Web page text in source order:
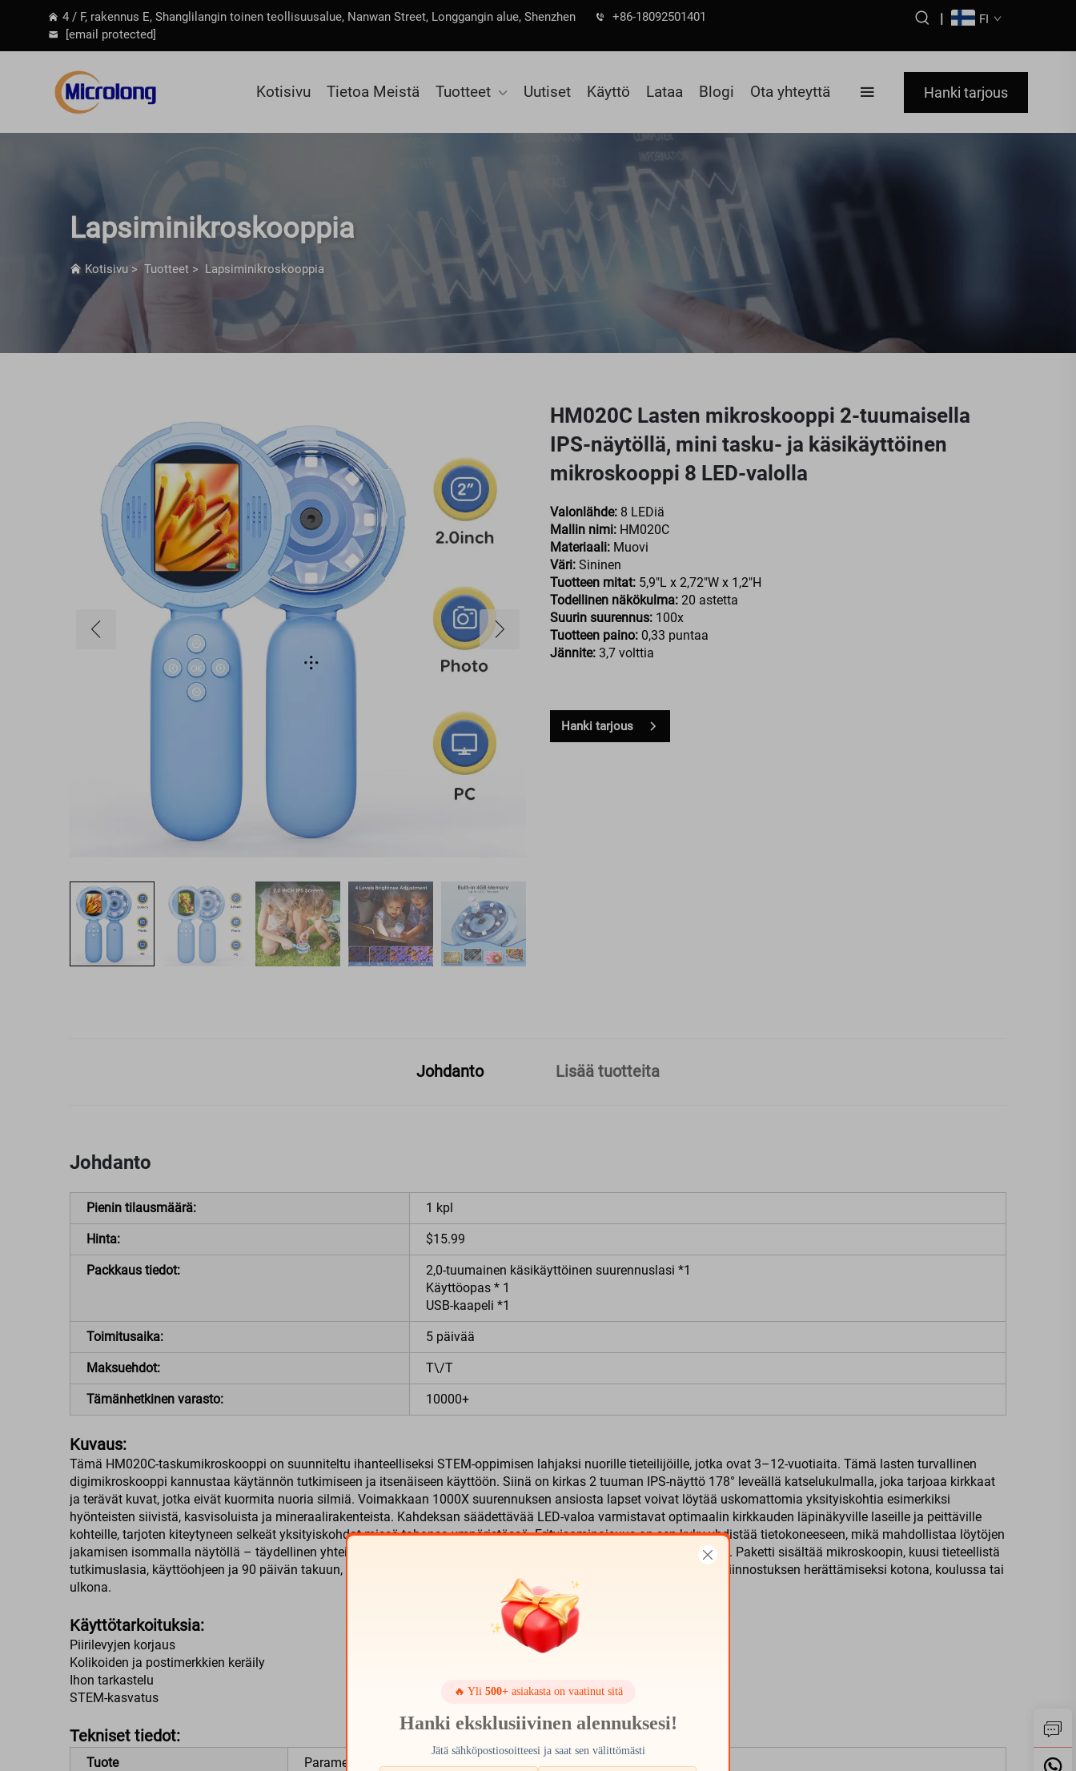
4 / F, rakennus E, Shanglilangin toinen teollisuusalue, Nanwan Street, Longgangin alue, Shenzhen
+86-18092501401
[email protected]
| FI
Kotisivu Tietoa Meistä Tuotteet Uutiset Käyttö Lataa Blogi Ota yhteyttä Hanki tarjous
Lapsiminikroskooppia
Kotisivu > Tuotteet > Lapsiminikroskooppia
HM020C Lasten mikroskooppi 2-tuumaisella
IPS-näytöllä, mini tasku- ja käsikäyttöinen
mikroskooppi 8 LED-valolla
Valonlähde: 8 LEDiä
Mallin nimi: HM020C
Materiaali: Muovi
Väri: Sininen
Tuotteen mitat: 5,9"L x 2,72"W x 1,2"H
Todellinen näkökulma: 20 astetta
Suurin suurennus: 100x
Tuotteen paino: 0,33 puntaa
Jännite: 3,7 volttia
Hanki tarjous
Johdanto Lisää tuotteita
Johdanto
Pienin tilausmäärä: 1 kpl
Hinta: $15.99
Packkaus tiedot:
2,0-tuumainen käsikäyttöinen suurennuslasi *1
Käyttöopas * 1
USB-kaapeli *1
Toimitusaika: 5 päivää
Maksuehdot: T\/T
Tämänhetkinen varasto: 10000+
Kuvaus:
Tämä HM020C-taskumikroskooppi on suunniteltu ihanteelliseksi STEM-oppimisen lahjaksi nuorille tieteilijöille, jotka ovat 3–12-vuotiaita. Tämä lasten turvallinen
digimikroskooppi kannustaa käytännön tutkimiseen ja itsenäiseen käyttöön. Siinä on kirkas 2 tuuman IPS-näyttö 178° leveällä katselukulmalla, joka tarjoaa kirkkaat
ja terävät kuvat, jotka eivät kuormita nuoria silmiä. Voimakkaan 1000X suurennuksen ansiosta lapset voivat löytää uskomattomia yksityiskohtia esimerkiksi
hyönteisten siivistä, kasvisoluista ja mineraalirakenteista. Kahdeksan säädettävää LED-valoa varmistavat optimaalin kirkkauden läpinäkyville laseille ja peittäville
kohteille, tarjoten kiteytyneen selkeät yksityiskohdat missä tahansa ympäristössä. Erityisominaisuus on sen kyky yhdistää tietokoneeseen, mikä mahdollistaa löytöjen
jakamisen isommalla näytöllä – täydellinen yhteistyöoppimiseen, kouluprojekteihin ja viestintätaitojen kehittämiseen. Paketti sisältää mikroskoopin, kuusi tieteellistä
tutkimuslasia, käyttöohjeen ja 90 päivän takuun, mikä tekee siitä täydellisen aloittelijan sarjan luontotieteen ikuisen kiinnostuksen herättämiseksi kotona, koulussa tai
ulkona.
Käyttötarkoituksia:
Piirilevyjen korjaus
Kolikoiden ja postimerkkien keräily
Ihon tarkastelu
STEM-kasvatus
Tekniset tiedot:
Tuote Parametrit
🔥 Yli 500+asiakasta on vaatinut sitä
Hanki eksklusiivinen alennuksesi!
Jätä sähköpostiosoitteesi ja saat sen välittömästi